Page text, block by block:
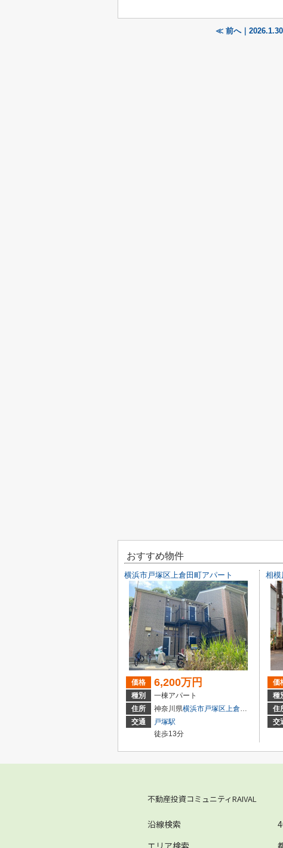
≪ 前へ｜2026.1.30
おすすめ物件
横浜市戸塚区上倉田町アパート
価格 6,200万円
種別
一棟アパート
住所
神奈川県横浜市戸塚区上倉田町
交通
戸塚駅
徒歩13分
価
種
住
交
不動産投資コミュニティRAIVAL
沿線検索
エリア検索